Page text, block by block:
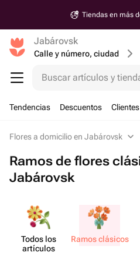
Tiendas en más
Jabárovsk
Calle y número, ciudad
Buscar artículos y
Tendencias Descuentos
Flores a domicilio en Jabárovsk
Ramos de flores
Jabárovsk
Todos los
artículos
Ramos clásicos